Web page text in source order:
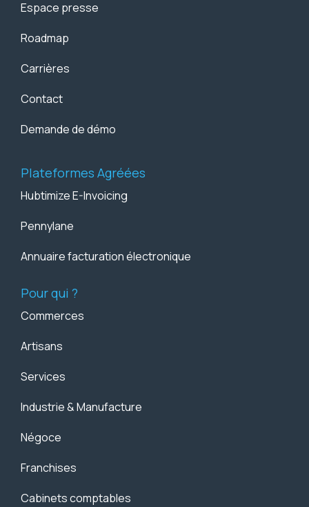
Espace presse
Roadmap
Carrières
Contact
Demande de démo
Plateformes Agréées
Hubtimize E-Invoicing
Pennylane
Annuaire facturation électronique
Pour qui ?
Commerces
Artisans
Services
Industrie & Manufacture
Négoce
Franchises
Cabinets comptables